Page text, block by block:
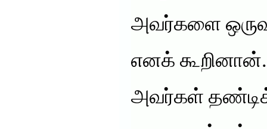
அவர்களை
எனக்
அவர்கள்